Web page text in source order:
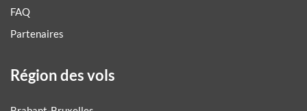
FAQ
Partenaires
Région des vols